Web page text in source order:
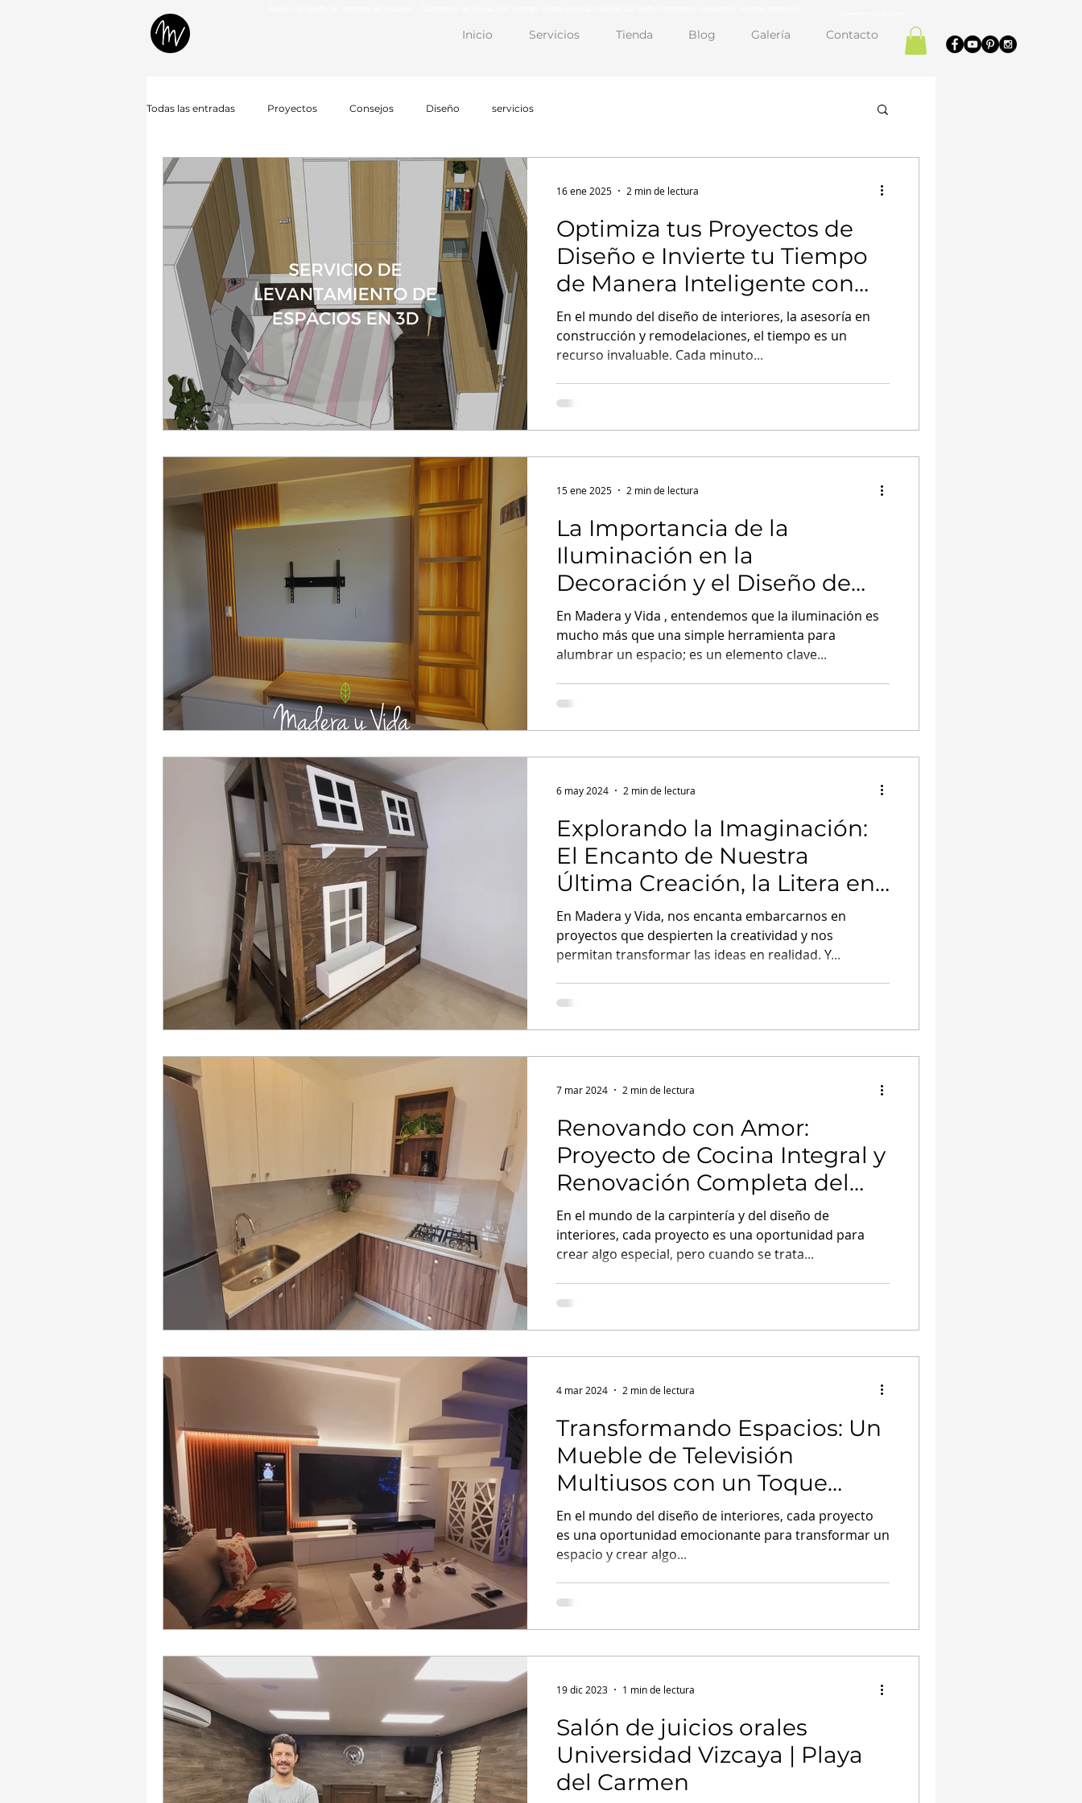
Inicio Servicios Tienda Blog Galería Contacto
Todas las entradas Proyectos Consejos Diseño servicios
Optimiza tus Proyectos de
Diseño e Invierte tu Tiempo
de Manera Inteligente con
Nuestro Servicio de
Levantamiento de Espacios
en 3D
En el mundo del diseño de interiores, la asesoría en
construcción y remodelaciones, el tiempo es un
recurso invaluable. Cada minuto...
16 ene 2025 2 min de lectura
La Importancia de la
Iluminación en la
Decoración y el Diseño de
Espacios
En Madera y Vida , entendemos que la iluminación es
mucho más que una simple herramienta para
alumbrar un espacio; es un elemento clave...
15 ene 2025 2 min de lectura
Explorando la Imaginación:
El Encanto de Nuestra
Última Creación, la Litera en
Forma de Cabaña
En Madera y Vida, nos encanta embarcarnos en
proyectos que despierten la creatividad y nos
permitan transformar las ideas en realidad. Y...
6 may 2024 2 min de lectura
Renovando con Amor:
Proyecto de Cocina Integral y
Renovación Completa del
Hogar
En el mundo de la carpintería y del diseño de
interiores, cada proyecto es una oportunidad para
crear algo especial, pero cuando se trata...
7 mar 2024 2 min de lectura
Transformando Espacios: Un
Mueble de Televisión
Multiusos con un Toque
Especial para tu Mascota
En el mundo del diseño de interiores, cada proyecto
es una oportunidad emocionante para transformar un
espacio y crear algo...
4 mar 2024 2 min de lectura
Salón de juicios orales
Universidad Vizcaya | Playa
del Carmen
19 dic 2023 1 min de lectura